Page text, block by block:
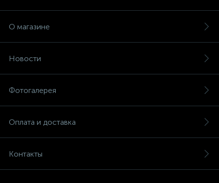
О магазине
Новости
Фотогалерея
Оплата и доставка
Контакты